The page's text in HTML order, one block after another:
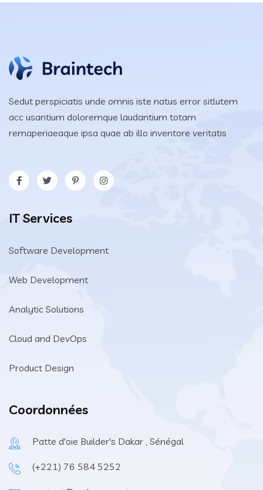
Sedut perspiciatis unde omnis iste natus error sitlutem
acc usantium doloremque laudantium totam
remaperiaeaque ipsa quae ab illo inventore veritatis
IT Services
Software Development
Web Development
Analytic Solutions
Cloud and DevOps
Product Design
Coordonnées
Patte d'oie Builder's Dakar , Sénégal
(+221) 76 584 5252